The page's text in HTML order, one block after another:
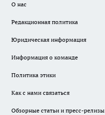
О нас
Редакционная политика
Юридическая информация
Информация о команде
Политика этики
Как с нами связаться
Обзорные статьи и пресс-релизы